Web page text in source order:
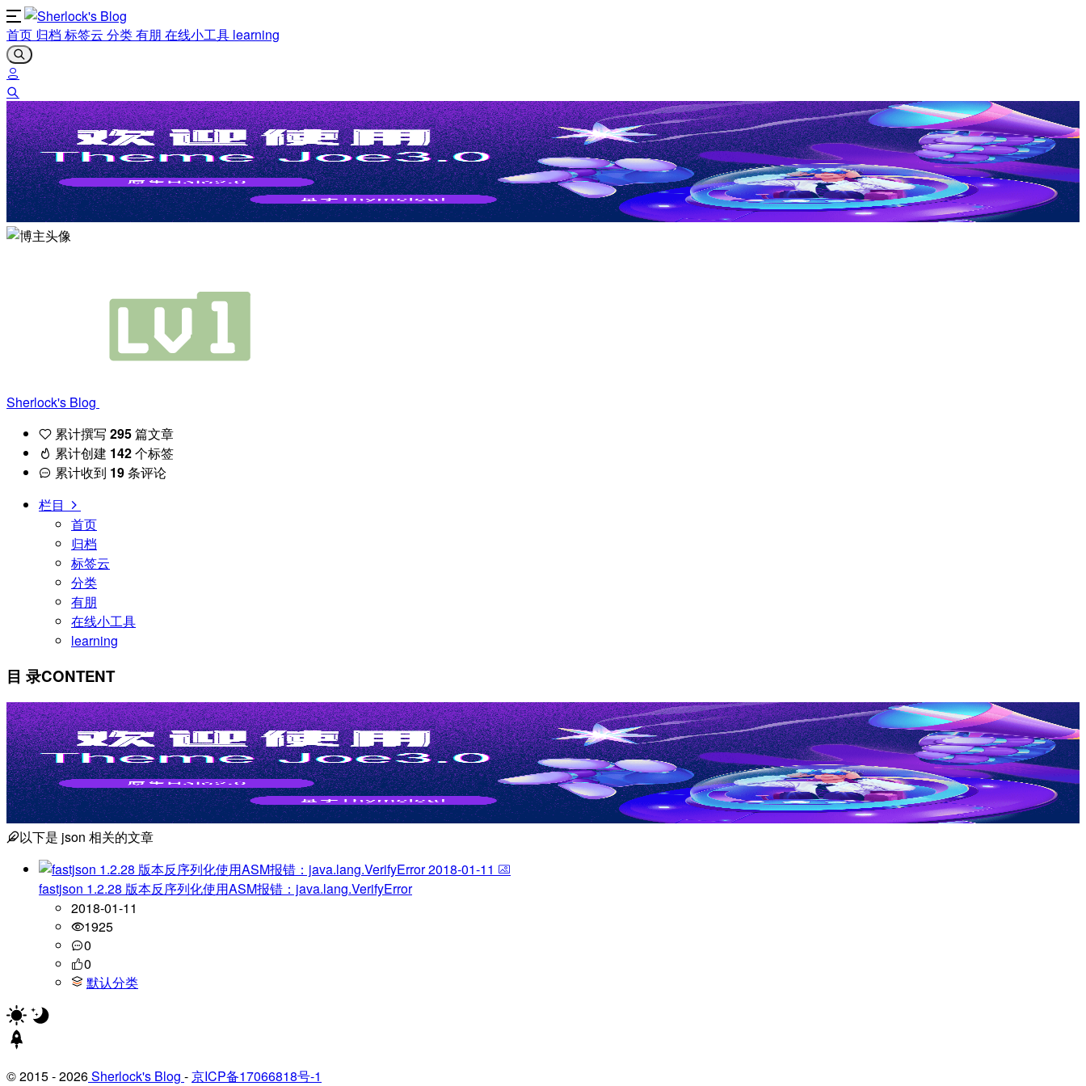
首页 归档 标签云 分类有朋 在线小工具 learning
Sherlock's Blog
累计撰写 295篇文章
累计创建 142个标签
累计收到 19条评论
栏目
首页
归档
标签云
分类
有朋
在线小工具
learning
目 录CONTENT
以下是 json 相关的文章
2018-01-11
fastjson 1.2.28 版本反序列化使用ASM报错：java.lang.VerifyError
2018-01-11
1925
0
0
默认分类
© 2015 - 2026Sherlock's Blog -京ICP备17066818号-1